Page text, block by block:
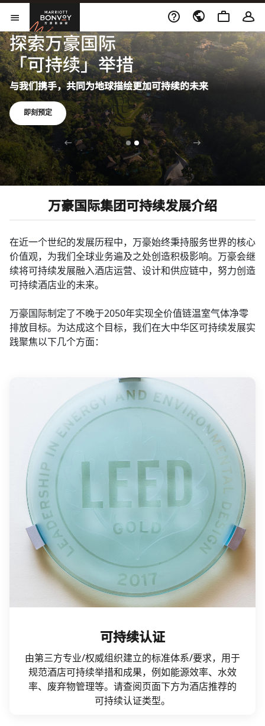
跳到内容
打开菜单Marriott Bonvoy 打开新窗口
探索万豪国际
「可持续」举措
与我们携手，共同为地球描绘更加可持续的未来
即刻预定打开新窗口
万豪国际集团可持续发展介绍
在近一个世纪的发展历程中，万豪始终秉持服务世界的核心
价值观，为我们全球业务遍及之处创造积极影响。万豪会继
续将可持续发展融入酒店运营、设计和供应链中，努力创造
可持续酒店业的未来。
万豪国际制定了不晚于2050年实现全价值链温室气体净零
排放目标。为达成这个目标，我们在大中华区可持续发展实
践聚焦以下几个方面：
可持续认证
由第三方专业/权威组织建立的标准体系/要求，用于
规范酒店可持续举措和成果，例如能源效率、水效
率、废弃物管理等。请查阅页面下方为酒店推荐的
可持续认证类型。